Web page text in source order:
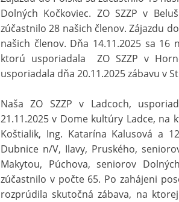
Dolných Kočkoviec. ZO SZZP v
zúčastnilo 28 našich členov. Zájazdu
našich členov. Dňa 14.11.2025 sa
ktorú usporiadala ZO SZZP v
usporiadala dňa 20.11.2025 zábavu v
Naša ZO SZZP v Ladcoch,
21.11.2025 v Dome kultúry Ladce,
Koštialik, Ing. Katarína Kalusová a
Dubnice n/V, Ilavy, Pruského,
Makytou, Púchova, seniorov
zúčastnilo v počte 65. Po zahájeni
rozprúdila skutočná zábava, na